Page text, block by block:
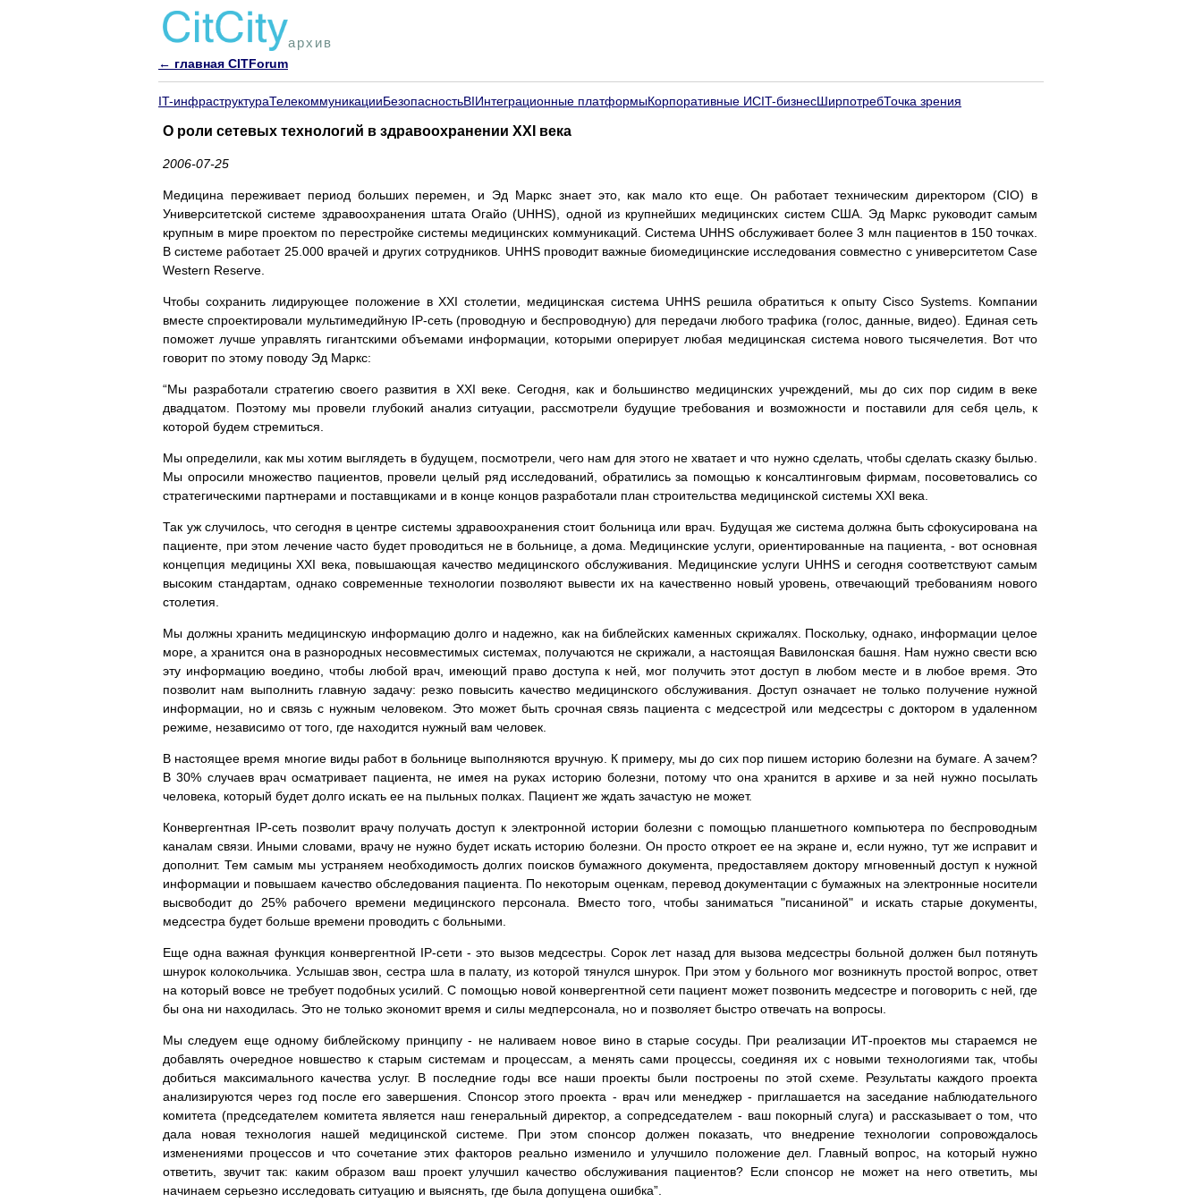
архив
← главная CITForum
IT-инфраструктураТелекоммуникацииБезопасностьBIИнтеграционные платформыКорпоративные ИСIT-бизнесШирпотребТочка зрения
О роли сетевых технологий в здравоохранении XXI века
2006-07-25
Медицина переживает период больших перемен, и Эд Маркс знает это, как мало кто еще. Он работает техническим директором (CIO) в
Университетской системе здравоохранения штата Огайо (UHHS), одной из крупнейших медицинских систем США. Эд Маркс руководит самым
крупным в мире проектом по перестройке системы медицинских коммуникаций. Система UHHS обслуживает более 3 млн пациентов в 150 точках.
В системе работает 25.000 врачей и других сотрудников. UHHS проводит важные биомедицинские исследования совместно с университетом Case
Western Reserve.
Чтобы сохранить лидирующее положение в XXI столетии, медицинская система UHHS решила обратиться к опыту Cisco Systems. Компании
вместе спроектировали мультимедийную IP-сеть (проводную и беспроводную) для передачи любого трафика (голос, данные, видео). Единая сеть
поможет лучше управлять гигантскими объемами информации, которыми оперирует любая медицинская система нового тысячелетия. Вот что
говорит по этому поводу Эд Маркс:
“Мы разработали стратегию своего развития в XXI веке. Сегодня, как и большинство медицинских учреждений, мы до сих пор сидим в веке
двадцатом. Поэтому мы провели глубокий анализ ситуации, рассмотрели будущие требования и возможности и поставили для себя цель, к
которой будем стремиться.
Мы определили, как мы хотим выглядеть в будущем, посмотрели, чего нам для этого не хватает и что нужно сделать, чтобы сделать сказку былью.
Мы опросили множество пациентов, провели целый ряд исследований, обратились за помощью к консалтинговым фирмам, посоветовались со
стратегическими партнерами и поставщиками и в конце концов разработали план строительства медицинской системы XXI века.
Так уж случилось, что сегодня в центре системы здравоохранения стоит больница или врач. Будущая же система должна быть сфокусирована на
пациенте, при этом лечение часто будет проводиться не в больнице, а дома. Медицинские услуги, ориентированные на пациента, - вот основная
концепция медицины XXI века, повышающая качество медицинского обслуживания. Медицинские услуги UHHS и сегодня соответствуют самым
высоким стандартам, однако современные технологии позволяют вывести их на качественно новый уровень, отвечающий требованиям нового
столетия.
Мы должны хранить медицинскую информацию долго и надежно, как на библейских каменных скрижалях. Поскольку, однако, информации целое
море, а хранится она в разнородных несовместимых системах, получаются не скрижали, а настоящая Вавилонская башня. Нам нужно свести всю
эту информацию воедино, чтобы любой врач, имеющий право доступа к ней, мог получить этот доступ в любом месте и в любое время. Это
позволит нам выполнить главную задачу: резко повысить качество медицинского обслуживания. Доступ означает не только получение нужной
информации, но и связь с нужным человеком. Это может быть срочная связь пациента с медсестрой или медсестры с доктором в удаленном
режиме, независимо от того, где находится нужный вам человек.
В настоящее время многие виды работ в больнице выполняются вручную. К примеру, мы до сих пор пишем историю болезни на бумаге. А зачем?
В 30% случаев врач осматривает пациента, не имея на руках историю болезни, потому что она хранится в архиве и за ней нужно посылать
человека, который будет долго искать ее на пыльных полках. Пациент же ждать зачастую не может.
Конвергентная IP-сеть позволит врачу получать доступ к электронной истории болезни с помощью планшетного компьютера по беспроводным
каналам связи. Иными словами, врачу не нужно будет искать историю болезни. Он просто откроет ее на экране и, если нужно, тут же исправит и
дополнит. Тем самым мы устраняем необходимость долгих поисков бумажного документа, предоставляем доктору мгновенный доступ к нужной
информации и повышаем качество обследования пациента. По некоторым оценкам, перевод документации с бумажных на электронные носители
высвободит до 25% рабочего времени медицинского персонала. Вместо того, чтобы заниматься "писаниной" и искать старые документы,
медсестра будет больше времени проводить с больными.
Еще одна важная функция конвергентной IP-сети - это вызов медсестры. Сорок лет назад для вызова медсестры больной должен был потянуть
шнурок колокольчика. Услышав звон, сестра шла в палату, из которой тянулся шнурок. При этом у больного мог возникнуть простой вопрос, ответ
на который вовсе не требует подобных усилий. С помощью новой конвергентной сети пациент может позвонить медсестре и поговорить с ней, где
бы она ни находилась. Это не только экономит время и силы медперсонала, но и позволяет быстро отвечать на вопросы.
Мы следуем еще одному библейскому принципу - не наливаем новое вино в старые сосуды. При реализации ИТ-проектов мы стараемся не
добавлять очередное новшество к старым системам и процессам, а менять сами процессы, соединяя их с новыми технологиями так, чтобы
добиться максимального качества услуг. В последние годы все наши проекты были построены по этой схеме. Результаты каждого проекта
анализируются через год после его завершения. Спонсор этого проекта - врач или менеджер - приглашается на заседание наблюдательного
комитета (председателем комитета является наш генеральный директор, а сопредседателем - ваш покорный слуга) и рассказывает о том, что
дала новая технология нашей медицинской системе. При этом спонсор должен показать, что внедрение технологии сопровождалось
изменениями процессов и что сочетание этих факторов реально изменило и улучшило положение дел. Главный вопрос, на который нужно
ответить, звучит так: каким образом ваш проект улучшил качество обслуживания пациентов? Если спонсор не может на него ответить, мы
начинаем серьезно исследовать ситуацию и выяснять, где была допущена ошибка”.